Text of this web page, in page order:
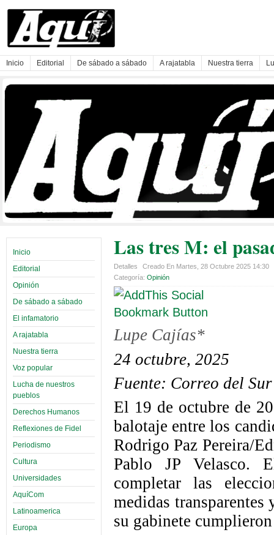
Inicio Editorial De sábado a sábado A rajatabla Nuestra tierra
Inicio
Editorial
Opinión
De sábado a sábado
El infamatorio
A rajatabla
Nuestra tierra
Voz popular
Lucha de nuestros
pueblos
Derechos Humanos
Reflexiones de Fidel
Periodismo
Cultura
Universidades
AquíCom
Latinoamerica
Europa
Las tres M: el
Detalles
Creado En Martes, 28 Octubre 2025 14:30
Categoría: Opinión
Lupe Cajías*
24 octubre, 2025
Fuente: Correo del Sur
El 19 de octubre de
balotaje entre los
Rodrigo Paz Pereira/
Pablo JP Velasco.
completar las
medidas
su gabinete